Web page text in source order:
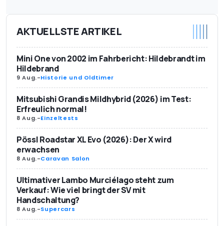
AKTUELLSTE ARTIKEL
Mini One von 2002 im Fahrbericht: Hildebrandt im
Hildebrand
9 Aug.-Historie und Oldtimer
Mitsubishi Grandis Mildhybrid (2026) im Test:
Erfreulich normal!
8 Aug.-Einzeltests
Pössl Roadstar XL Evo (2026): Der X wird
erwachsen
8 Aug.-Caravan Salon
Ultimativer Lambo Murciélago steht zum
Verkauf: Wie viel bringt der SV mit
Handschaltung?
8 Aug.-Supercars